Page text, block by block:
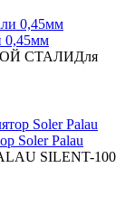
0,45мм
СТАЛИДля
Soler Palau
SILENT-100